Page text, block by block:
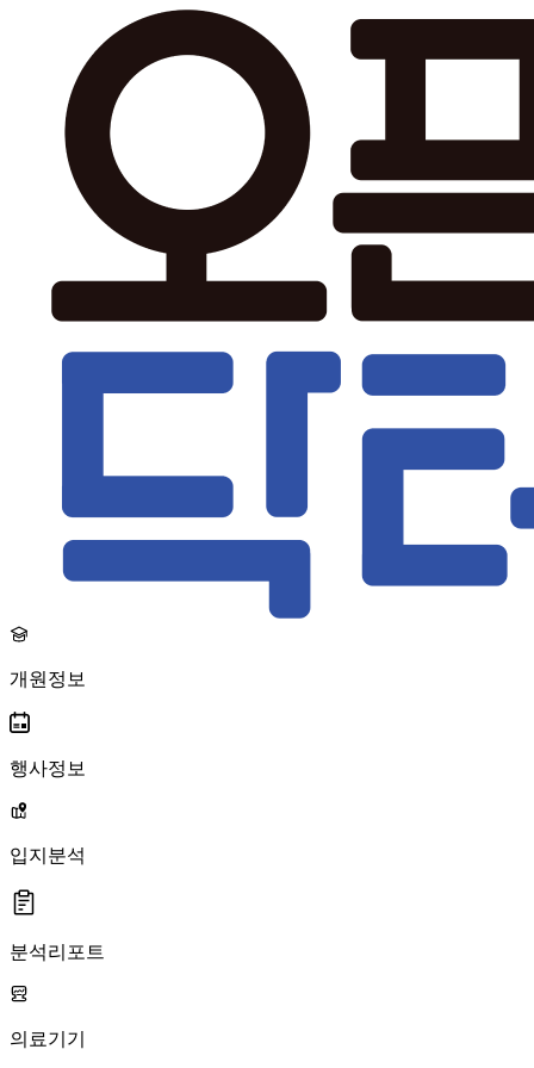
개원정보
행사정보
입지분석
분석리포트
의료기기